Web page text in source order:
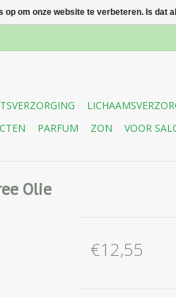
PARFUM ZON VOOR
Olie
€12,55
op om onze website te verbeteren. Is dat